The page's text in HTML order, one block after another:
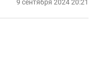
9 сентября 2024 20:21